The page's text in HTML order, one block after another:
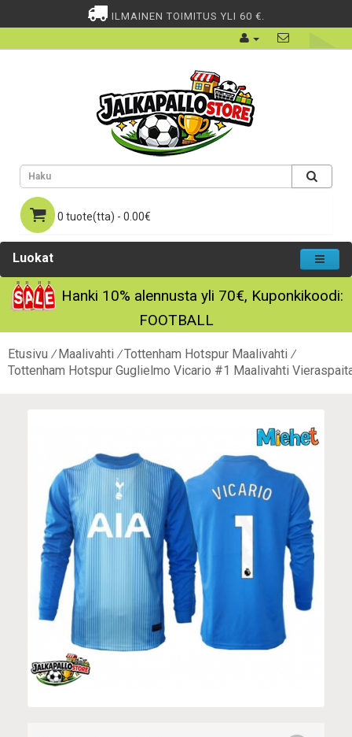
ILMAINEN TOIMITUS YLI 60 €.
0 tuote(tta) - 0.00€
Luokat
Hanki 10% alennusta yli 70€, Kuponkikoodi:
FOOTBALL
Etusivu Maalivahti
Tottenham Hotspur Maalivahti
Tottenham Hotspur Guglielmo Vicario #1 Maalivahti